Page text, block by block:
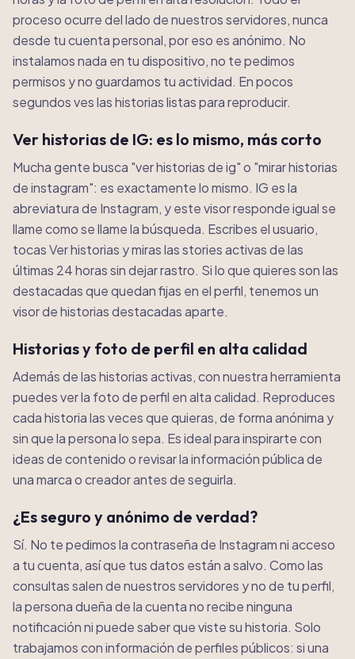
proceso ocurre del lado de nuestros servidores, nunca
desde tu cuenta personal, por eso es anónimo. No
instalamos nada en tu dispositivo, no te pedimos
permisos y no guardamos tu actividad. En pocos
segundos ves las historias listas para reproducir.
Ver historias de IG: es lo mismo, más corto
Mucha gente busca "ver historias de ig" o "mirar historias
de instagram": es exactamente lo mismo. IG es la
abreviatura de Instagram, y este visor responde igual se
llame como se llame la búsqueda. Escribes el usuario,
tocas Ver historias y miras las stories activas de las
últimas 24 horas sin dejar rastro. Si lo que quieres son las
destacadas que quedan fijas en el perfil, tenemos un
visor de historias destacadas aparte.
Historias y foto de perfil en alta calidad
Además de las historias activas, con nuestra herramienta
puedes ver la foto de perfil en alta calidad. Reproduces
cada historia las veces que quieras, de forma anónima y
sin que la persona lo sepa. Es ideal para inspirarte con
ideas de contenido o revisar la información pública de
una marca o creador antes de seguirla.
¿Es seguro y anónimo de verdad?
Sí. No te pedimos la contraseña de Instagram ni acceso
a tu cuenta, así que tus datos están a salvo. Como las
consultas salen de nuestros servidores y no de tu perfil,
la persona dueña de la cuenta no recibe ninguna
notificación ni puede saber que viste su historia. Solo
trabajamos con información de perfiles públicos: si una